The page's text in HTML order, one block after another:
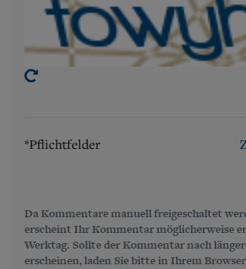
*Pflichtfelder
Da Kommentare manuell freigeschaltet
erscheint Ihr Kommentar möglicherweise
Werktag. Sollte der Kommentar nach
erscheinen, laden Sie bitte in Ihrem